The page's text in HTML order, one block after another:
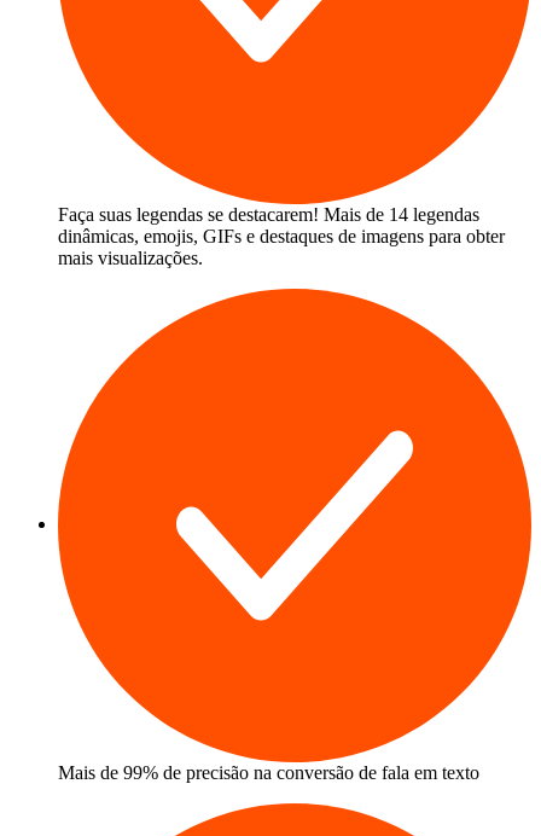
Faça suas legendas se destacarem! Mais de 14 legendas
dinâmicas, emojis, GIFs e destaques de imagens para obter
mais visualizações.
Mais de 99% de precisão na conversão de fala em texto